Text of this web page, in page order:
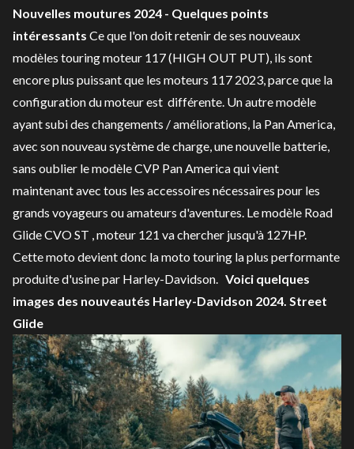
Nouvelles moutures 2024 - Quelques points
intéressants Ce que l'on doit retenir de ses nouveaux
modèles touring moteur 117 (HIGH OUT PUT), ils sont
encore plus puissant que les moteurs 117 2023, parce que la
configuration du moteur est différente. Un autre modèle
ayant subi des changements / améliorations, la Pan America,
avec son nouveau système de charge, une nouvelle batterie,
sans oublier le modèle CVP Pan America qui vient
maintenant avec tous les accessoires nécessaires pour les
grands voyageurs ou amateurs d'aventures. Le modèle Road
Glide CVO ST , moteur 121 va chercher jusqu'à 127HP.
Cette moto devient donc la moto touring la plus performante
produite d'usine par Harley-Davidson. Voici quelques
images des nouveautés Harley-Davidson 2024. Street
Glide